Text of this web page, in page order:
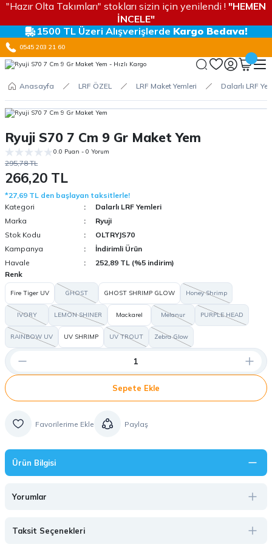
"Hazır Olta Takımları" stokları sizin için yenilendi ! "HEMEN
İNCELE"
1500 TL Üzeri Alışverişlerde Kargo Bedava!
0545 203 21 60
Anasayfa LRF ÖZEL LRF Maket Yemleri Dalarlı LRF
Ryuji S70 7 Cm 9 Gr Maket Yem
0.0 Puan - 0 Yorum
295,78 TL
266,20 TL
*27,69 TL den başlayan taksitlerle!
Kategori
Dalarlı LRF Yemleri
Marka
Ryuji
Stok Kodu
OLTRYJS70
Kampanya
İndirimli Ürün
Havale
252,89 TL (%5 indirim)
Renk
Fire Tiger UV GHOST GHOST SHRIMP GLOW Honey Shrimp
IVORY LEMON SHINER Mackarel Melanur PURPLE HEAD
RAINBOW UV UV SHRIMP UV TROUT Zebra Glow
Sepete Ekle
Paylaş
Ürün Bilgisi
Yorumlar
Taksit Seçenekleri